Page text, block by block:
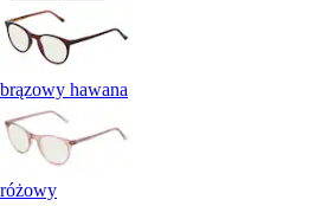
brązowy hawana
różowy